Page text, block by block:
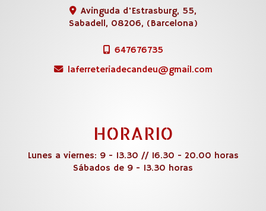
Avinguda d'Estrasburg, 55,
Sabadell, 08206, (Barcelona)
647676735
laferreteriadecandeu
gmail.com
HORARIO
Lunes a viernes: 9 - 13.30 // 16.30 - 20.00 horas
Sábados de 9 - 13.30 horas